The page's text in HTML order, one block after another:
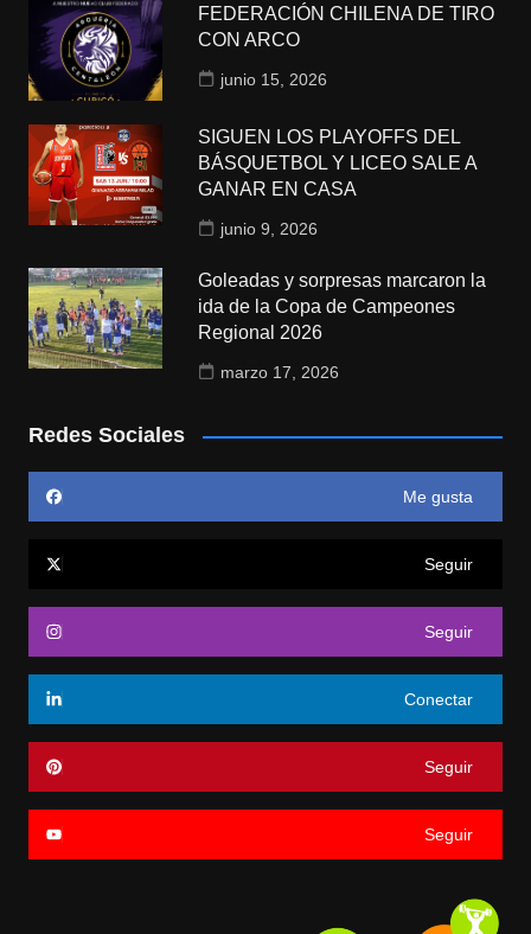
FEDERACIÓN CHILENA DE TIRO
CON ARCO
junio 15, 2026
SIGUEN LOS PLAYOFFS DEL
BÁSQUETBOL Y LICEO SALE A
GANAR EN CASA
junio 9, 2026
Goleadas y sorpresas marcaron la
ida de la Copa de Campeones
Regional 2026
marzo 17, 2026
Redes Sociales
Me gusta
Seguir
Seguir
Conectar
Seguir
Seguir